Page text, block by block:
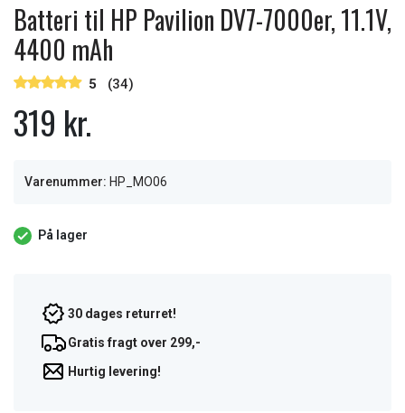
Batteri til HP Pavilion DV7-7000er, 11.1V,
4400 mAh
5 (34)
319 kr.
Varenummer: HP_MO06
På lager
30 dages returret!
Gratis fragt over 299,-
Hurtig levering!